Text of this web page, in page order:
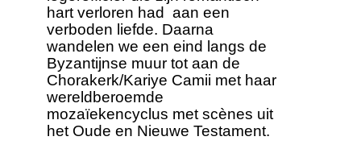
hart verloren had aan een
verboden liefde. Daarna
wandelen we een eind langs de
Byzantijnse muur tot aan de
Chorakerk/Kariye Camii met haar
wereldberoemde
mozaïekencyclus met scènes uit
het Oude en Nieuwe Testament.